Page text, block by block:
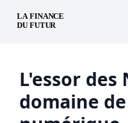
L'essor des
domaine